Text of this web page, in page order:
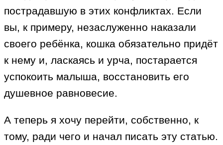
пострадавшую в этих конфликтах. Если
вы, к примеру, незаслуженно наказали
своего ребёнка, кошка обязательно придёт
к нему и, ласкаясь и урча, постарается
успокоить малыша, восстановить его
душевное равновесие.
А теперь я хочу перейти, собственно, к
тому, ради чего и начал писать эту статью.